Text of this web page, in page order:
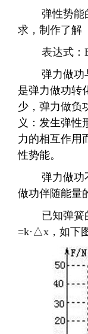
弹性势能
求，制作了解
表达式：
弹力做功
是弹力做功转
少，弹力做负
义：发生弹性
力的相互作用
性势能。
弹力做功
做功伴随能量
已知弹簧
=k·△x ，如下